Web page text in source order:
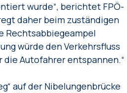
wurde“, berichtet FPÖ-
daher beim zuständigen
Rechtsabbiegeampel
würde den Verkehrsfluss
Autofahrer entspannen.“
auf der Nibelungenbrücke